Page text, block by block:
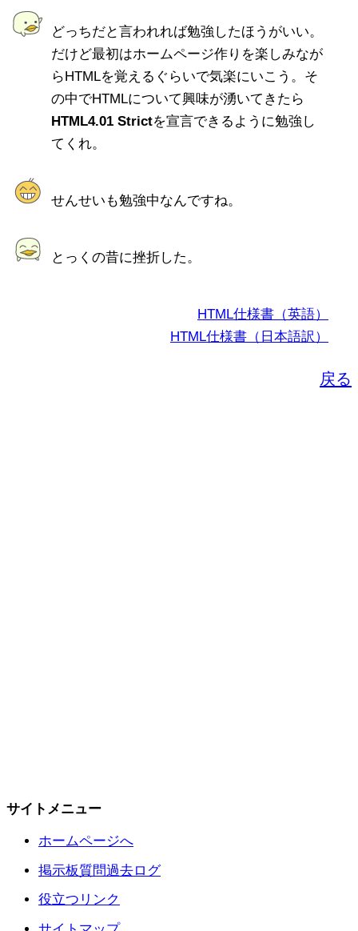
どっちだと言われれば勉強したほうがいい。
だけど最初はホームページ作りを楽しみなが
らHTMLを覚えるぐらいで気楽にいこう。そ
の中でHTMLについて興味が湧いてきたら
HTML4.01 Strictを宣言できるように勉強し
てくれ。
せんせいも勉強中なんですね。
とっくの昔に挫折した。
HTML仕様書（英語）
HTML仕様書（日本語訳）
戻る
サイトメニュー
ホームページへ
掲示板質問過去ログ
役立つリンク